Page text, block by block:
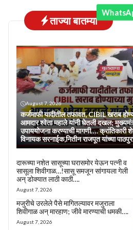
ताज्या बातम्या
August 7, 2026
कर्जमाफी यादीतील तफावत, CIBIL खराब
आमदार श्वेता महाले यांनी घेतली दखल;
उपाययोजना करण्याची मागणी….
विनायक सरनाईक,नितीन राजपूत यांच्या
दारूच्या नशेत सासूच्या घरासमोर येऊन पत्नी व
सासूला शिवीगाळ…!सासू समजून सांगायला गेली
अन् डोक्यात लाठी काठी….
August 7, 2026
मजुरीचे उरलेले पैसे मागितल्यावर मजुराला
शिवीगाळ अन् मारहाण; जीवे मारण्याची धमकी….
August 7, 2026